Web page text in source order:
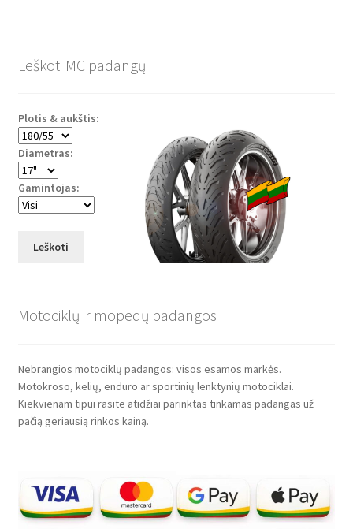
Leškoti MC padangų
Plotis & aukštis:
Diametras:
Gamintojas:
Leškoti
Motociklų ir mopedų padangos
Nebrangios motociklų padangos: visos esamos markės.
Motokroso, kelių, enduro ar sportinių lenktynių motociklai.
Kiekvienam tipui rasite atidžiai parinktas tinkamas padangas už
pačią geriausią rinkos kainą.